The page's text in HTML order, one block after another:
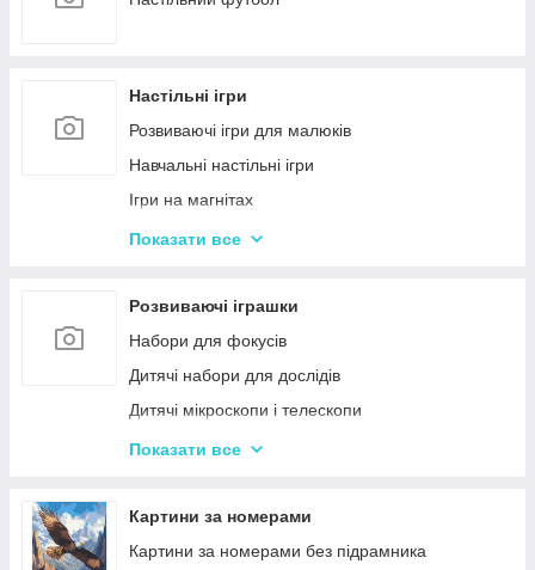
Настільні ігри
Розвиваючі ігри для малюків
Навчальні настільні ігри
Ігри на магнітах
Ігри-бродилки
Крокодил
Аліас Або Скажи Інакше
Гра Хто Я?
Вікторина
Твістер
Ігри типу Дженга
Ігри-головоломки
Показати все
Розвиваючі іграшки
Набори для фокусів
Дитячі набори для дослідів
Дитячі мікроскопи і телескопи
Розвиваючі Магніти для дітей
Дитячі ноутбуки, планшети
Інтерактивні розмовляючі плакати
Показати все
Картини за номерами
Картини за номерами без підрамника